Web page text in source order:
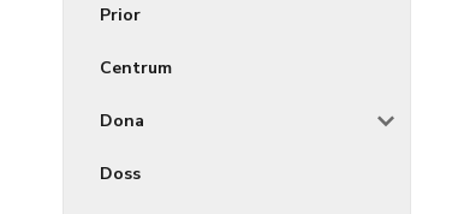
Prior
Centrum
Dona
Doss